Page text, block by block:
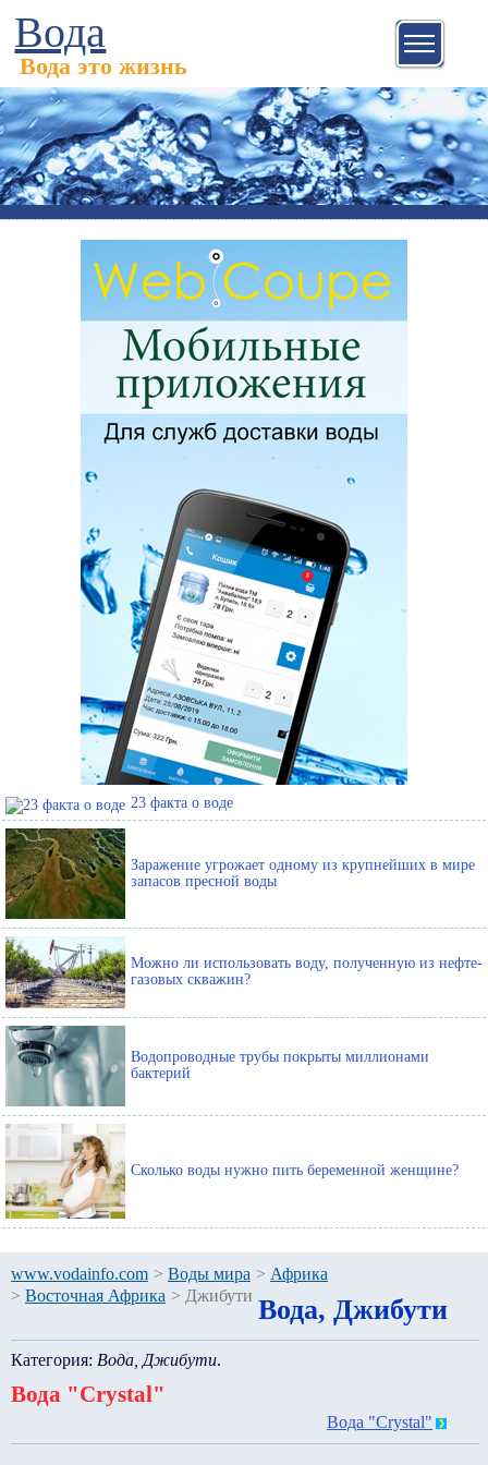
Вода
Вода это жизнь
23 факта о воде
Заражение угрожает одному из крупнейших в мире
запасов пресной воды
Можно ли использовать воду, полученную из нефте-
газовых скважин?
Водопроводные трубы покрыты миллионами
бактерий
Сколько воды нужно пить беременной женщине?
www.vodainfo.com > Воды мира > Африка
> Восточная Африка > Джибути Вода, Джибути
Категория: Вода, Джибути.
Вода "Crystal"
Вода "Crystal"